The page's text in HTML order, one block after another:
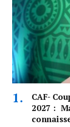
CAF-
2027 :